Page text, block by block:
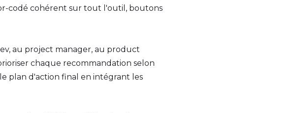
codé cohérent sur tout l'outil, boutons
au project manager, au product
chaque recommandation selon
plan d'action final en intégrant les